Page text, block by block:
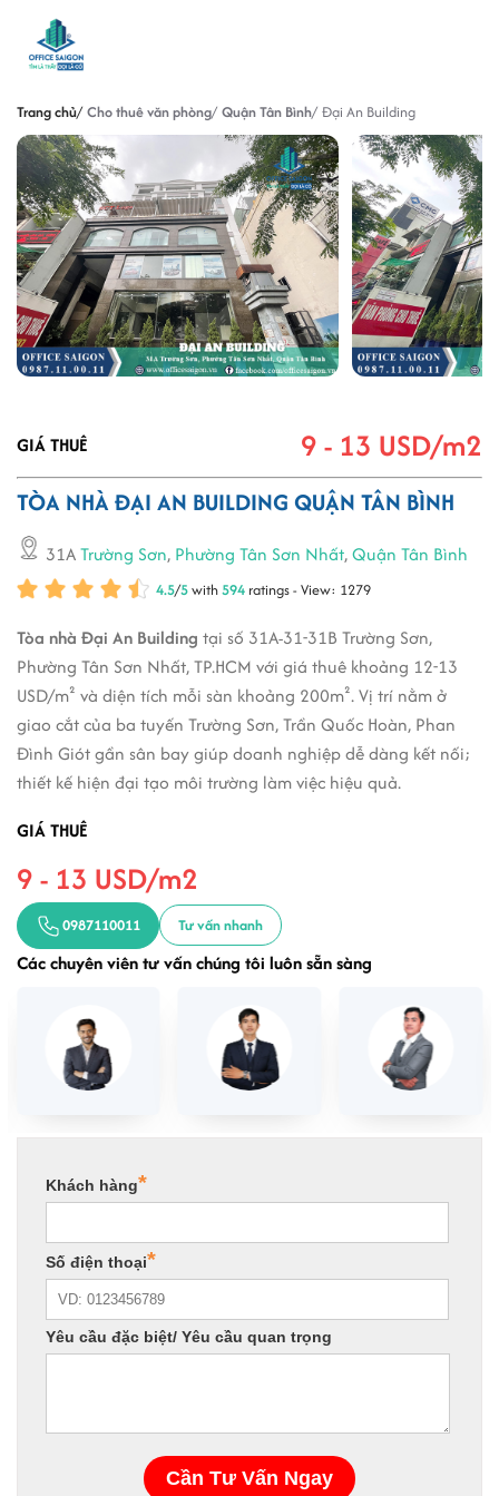
Trang chủ Cho thuê văn phòng Quận Tân Bình Đại An Building
GIÁ THUÊ 9 - 13 USD/m2
TÒA NHÀ ĐẠI AN BUILDING QUẬN TÂN BÌNH
31ATrường Sơn, Phường Tân Sơn Nhất,Quận Tân Bình
4.5/5with594 ratings - View: 1279
Tòa nhà Đại An Building tại số 31A-31-31B Trường Sơn,
Phường Tân Sơn Nhất, TP.HCM với giá thuê khoảng 12-13
USD/m² và diện tích mỗi sàn khoảng 200m². Vị trí nằm ở
giao cắt của ba tuyến Trường Sơn, Trần Quốc Hoàn, Phan
Đình Giót gần sân bay giúp doanh nghiệp dễ dàng kết nối;
thiết kế hiện đại tạo môi trường làm việc hiệu quả.
GIÁ THUÊ
9 - 13 USD/m2
0987110011 Tư vấn nhanh
Các chuyên viên tư vấn chúng tôi luôn sẵn sàng